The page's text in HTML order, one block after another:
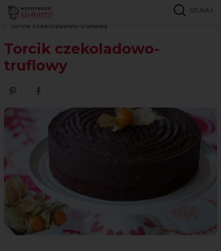
SZUKAJ
Strona główna
Torcik czekoladowo-truflowy
Torcik czekoladowo-
truflowy
Zobacz nasze piny w serwisie Pinterest
Udostępnij ten przepis w serwisie Facebook